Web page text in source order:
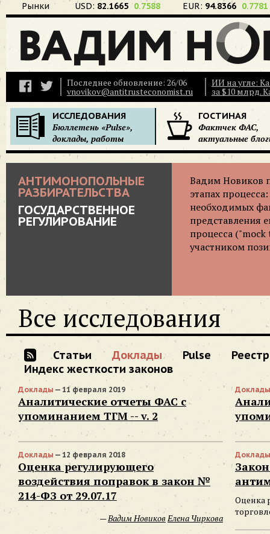
Рынки USD: 82.1665 0.7588 EUR: 94.8366 0.7781
Последнее обновление: 26/06
vnovikov@antitrusteconomist.ru
ИИ на угле:
за $10 млрд.
ИССЛЕДОВАНИЯ
Бюллетень «Pulse»,
доклады, работы
ГОСТИНАЯ
Фактчек ФАС,
актуальные
АНТИМОНОПОЛЬНЫЕ
РАЗБИРАТЕЛЬСТВА
ГОСУДАРСТВЕННОЕ
РЕГУЛИРОВАНИЕ
Вадим Новиков
этапах
необходимых
представления
процесса
участником
Все исследования
Статьи Доклады Pulse
Индекс жесткости законов
Доклады — 11 февраля 2019
Аналитические отчеты ФАС с
упоминанием ТГМ -- v. 2
Доклады
Доклады — 12 февраля 2018
Оценка регулирующего
воздействия поправок в закон №
214-ФЗ от 29.07.17
—Вадим НовиковЕлена Чиркова
Доклады
Оценка